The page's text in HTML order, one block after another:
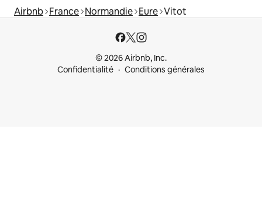
Airbnb France Normandie Eure Vitot
© 2026 Airbnb, Inc.
Confidentialité
Conditions générales